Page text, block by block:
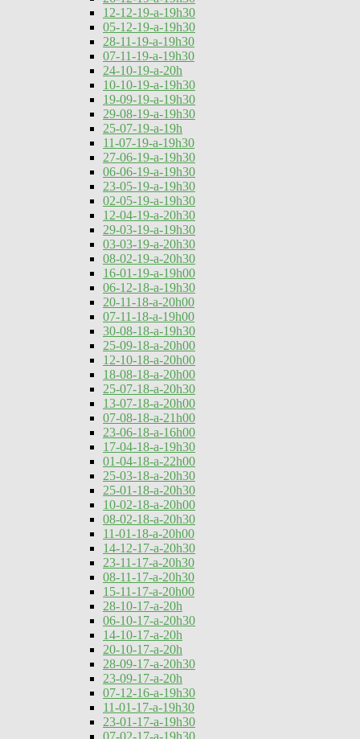
12-12-19-a-19h30
05-12-19-a-19h30
28-11-19-a-19h30
07-11-19-a-19h30
24-10-19-a-20h
10-10-19-a-19h30
19-09-19-a-19h30
29-08-19-a-19h30
25-07-19-a-19h
11-07-19-a-19h30
27-06-19-a-19h30
06-06-19-a-19h30
23-05-19-a-19h30
02-05-19-a-19h30
12-04-19-a-20h30
29-03-19-a-19h30
03-03-19-a-20h30
08-02-19-a-20h30
16-01-19-a-19h00
06-12-18-a-19h30
20-11-18-a-20h00
07-11-18-a-19h00
30-08-18-a-19h30
25-09-18-a-20h00
12-10-18-a-20h00
18-08-18-a-20h00
25-07-18-a-20h30
13-07-18-a-20h00
07-08-18-a-21h00
23-06-18-a-16h00
17-04-18-a-19h30
01-04-18-a-22h00
25-03-18-a-20h30
25-01-18-a-20h30
10-02-18-a-20h00
08-02-18-a-20h30
11-01-18-a-20h00
14-12-17-a-20h30
23-11-17-a-20h30
08-11-17-a-20h30
15-11-17-a-20h00
28-10-17-a-20h
06-10-17-a-20h30
14-10-17-a-20h
20-10-17-a-20h
28-09-17-a-20h30
23-09-17-a-20h
07-12-16-a-19h30
11-01-17-a-19h30
23-01-17-a-19h30